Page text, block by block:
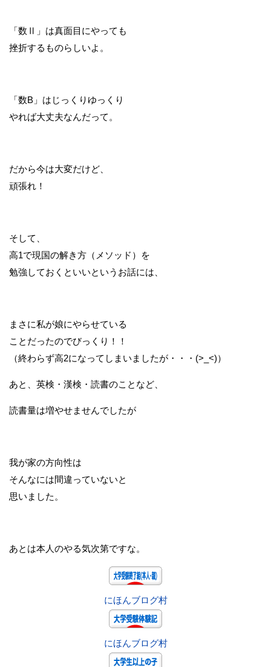
「数Ⅱ」は真面目にやっても
挫折するものらしいよ。
「数B」はじっくりゆっくり
やれば大丈夫なんだって。
だから今は大変だけど、
頑張れ！
そして、
高1で現国の解き方（メソッド）を
勉強しておくといいというお話には、
まさに私が娘にやらせている
ことだったのでびっくり！！
（終わらず高2になってしまいましたが・・・(>_<)）
あと、英検・漢検・読書のことなど、
読書量は増やせませんでしたが
我が家の方向性は
そんなには間違っていないと
思いました。
あとは本人のやる気次第ですな。
にほんブログ村
にほんブログ村